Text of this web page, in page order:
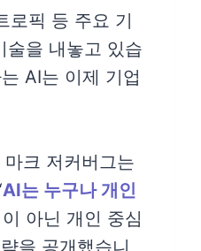
로픽 등 주요 기
술을 내놓고 있습
AI는 이제 기업
크 저커버그는
AI는 누구나 개인
아닌 개인 중심
략을 공개했습니